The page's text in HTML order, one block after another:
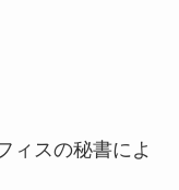
ィスの秘書によ